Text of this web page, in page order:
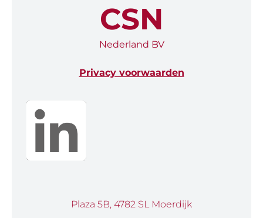
CSN
Nederland BV
Privacy voorwaarden
Plaza 5B, 4782 SL Moerdijk